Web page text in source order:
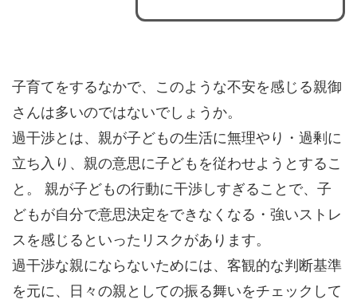
子育てをするなかで、このような不安を感じる親御
さんは多いのではないでしょうか。
過干渉とは、親が子どもの生活に無理やり・過剰に
立ち入り、親の意思に子どもを従わせようとするこ
と。 親が子どもの行動に干渉しすぎることで、子
どもが自分で意思決定をできなくなる・強いストレ
スを感じるといったリスクがあります。
過干渉な親にならないためには、客観的な判断基準
を元に、日々の親としての振る舞いをチェックして